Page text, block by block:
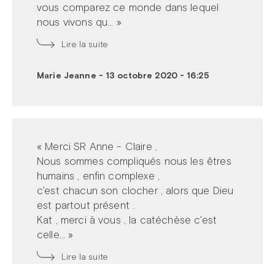
vous comparez ce monde dans lequel
nous vivons qu... »
Lire la suite
Marie Jeanne - 13 octobre 2020 - 16:25
« Merci SR Anne - Claire ,
Nous sommes compliqués nous les êtres
humains , enfin complexe ,
c'est chacun son clocher , alors que Dieu
est partout présent .
Kat , merci à vous , la catéchèse c'est
celle... »
Lire la suite